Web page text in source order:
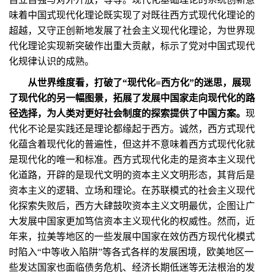
味着中国式现代化理论既实现了对既往西方式现代化理论的
超越，又守正创新地发展了社会主义现代化理论，为世界现
代化理论实现新突破作出重大贡献，标示了党对中国式现代
化规律认识的成熟。
从世界维度看，打破了“现代化=西方化”的迷思，展现
了现代化的另一幅图景，拓展了发展中国家走向现代化的路
径选择，为人类对更好社会制度的探索提供了中国方案。 现
代化不论是实践还是理论都缘起于西方。诚然，西方式现代
化蕴含着现代化的普遍性，但这并不意味着西方式现代化就
是现代化的唯一和标准。西方式现代化走的是资本主义现代
化道路，开辟的是现代文明的资本主义文明形态，其背后是
资本主义的逻辑、立场和理论。在苏联模式的社会主义现代
化探索失败后，西方大肆鼓吹资本主义文明最优，企图让广
大发展中国家更加笃信资本主义现代化的权威性。然而，近
年来，拉美等地区的一些发展中国家在效仿西方现代化模式
时陷入“中等收入陷阱”等各式各样的发展困境，欧美地区一
些发达国家也面临债务危机、经济长期低迷等无法根治的发